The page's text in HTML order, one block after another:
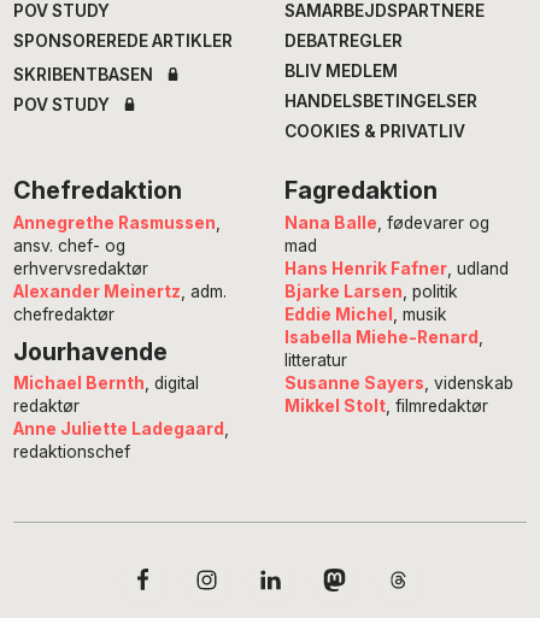
POV STUDY
SPONSOREREDE ARTIKLER
SKRIBENTBASEN
POV STUDY
SAMARBEJDSPARTNERE
DEBATREGLER
BLIV MEDLEM
HANDELSBETINGELSER
COOKIES & PRIVATLIV
Chefredaktion
Annegrethe Rasmussen
ansv. chef- og
erhvervsredaktør
Alexander Meinertz , adm.
chefredaktør
Jourhavende
Michael Bernth, digital
redaktør
Anne Juliette Ladegaard ,
redaktionschef
Fagredaktion
Nana Balle , fødevarer og
mad
Hans Henrik Fafner, udland
Bjarke Larsen , politik
Eddie Michel
, musik
Isabella Miehe-Renard
litteratur
Susanne Sayers , videnskab
Mikkel Stolt, filmredaktør